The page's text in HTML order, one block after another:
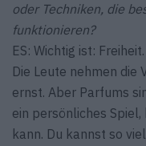
oder Techniken, die
funktionieren?
ES: Wichtig ist:
Die Leute nehmen die
ernst. Aber Parfums
ein persönliches
kann. Du kannst so